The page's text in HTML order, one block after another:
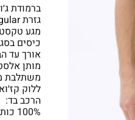
ברמודת
גזרת Regular
מגע
כיסים
אורך עד
מותן
משתלבת
ללוק
הרכב בד:
100% כותנה